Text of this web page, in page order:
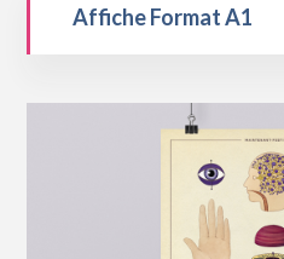
Affiche Format A1